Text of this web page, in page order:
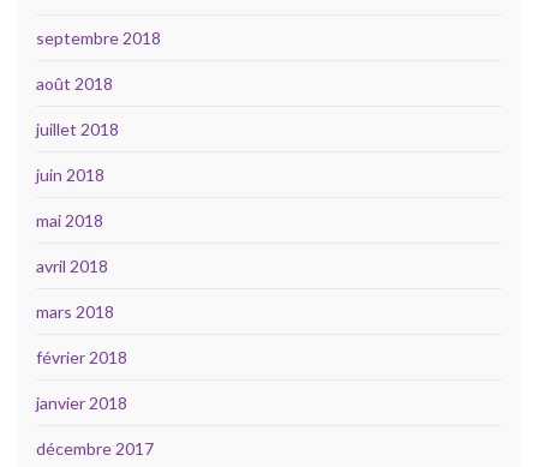
septembre 2018
août 2018
juillet 2018
juin 2018
mai 2018
avril 2018
mars 2018
février 2018
janvier 2018
décembre 2017